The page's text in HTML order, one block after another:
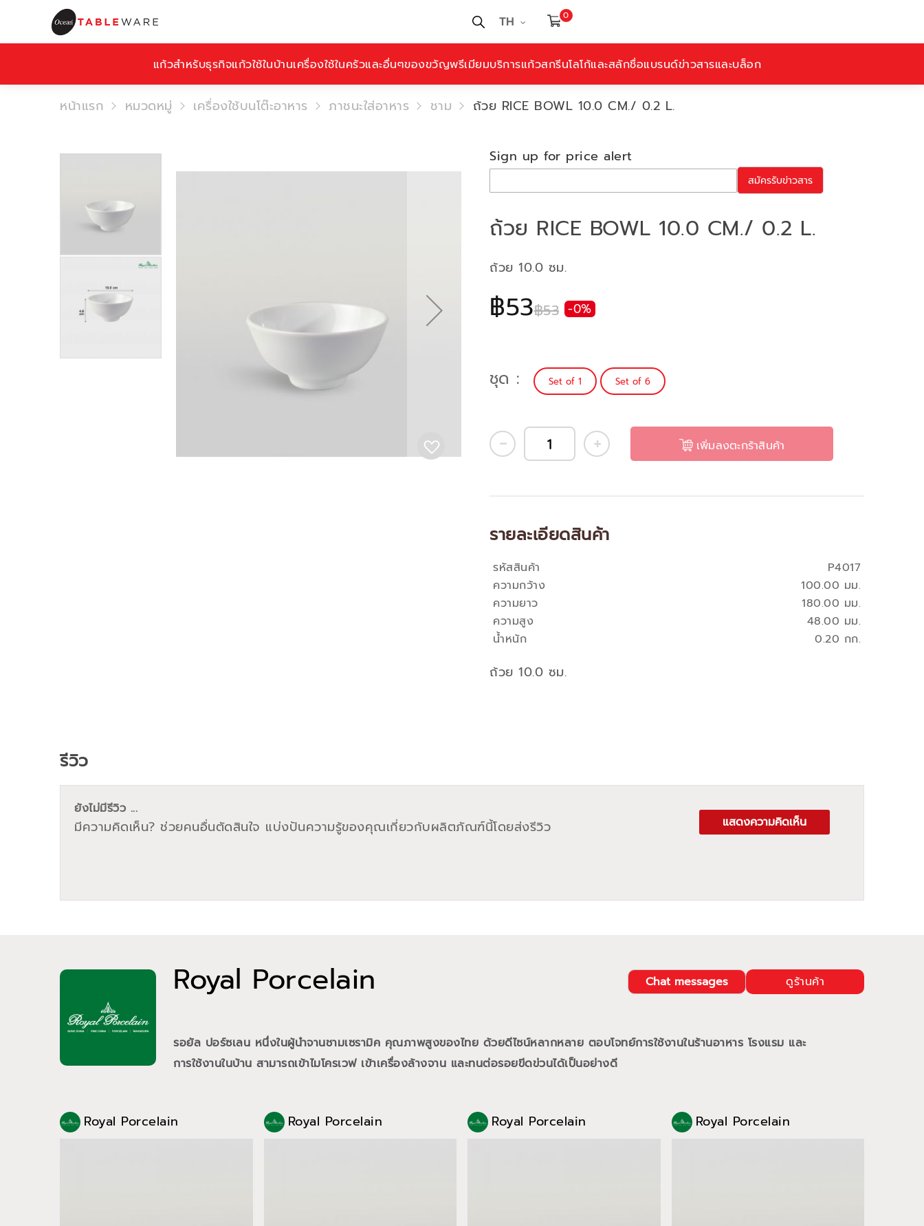
TH 0
แก้วสำหรับธุรกิจแก้วใช้ในบ้านเครื่องใช้ในครัวและอื่นๆของขวัญพรีเมียมบริการแก้วสกรีนโลโก้และสลักชื่อแบรนด์ข่าวสารและบล็อก
หน้าแรก หมวดหมู่ เครื่องใช้บนโต๊ะอาหาร ภาชนะใส่อาหาร ชาม ถ้วย RICE BOWL 10.0 CM./ 0.2 L.
ถ้วย RICE BOWL 10.0 CM./ 0.2 L.
฿53฿53 -0%
ถ้วย 10.0 ซม.
Sign up for price alert
สมัครรับข่าวสาร
ชุด Set of 1 Set of 6
เพิ่มลงตะกร้าสินค้า
ถ้วย 10.0 ซม.
รายละเอียดสินค้า
คุณสมบัติ
ความสูง 48.00 มม.
รหัสสินค้า P4017
น้ำหนัก 0.20 กก.
ความกว้าง
100.00 มม.
ความยาว
180.00 มม.
Royal Porcelain ดูร้านค้า
Chat messages
รอยัล ปอร์ซเลน หนึ่งในผู้นำจานชามเซรามิค คุณภาพสูงของไทย ด้วยดีไซน์หลากหลาย ตอบโจทย์การใช้งานในร้านอาหาร โรงแรม และ
การใช้งานในบ้าน สามารถเข้าไมโครเวฟ เข้าเครื่องล้างจาน และทนต่อรอยขีดข่วนได้เป็นอย่างดี
Royal Porcelain Royal Porcelain Royal Porcelain Royal Porcelain
รีวิว
ยังไม่มีรีวิว ...
มีความคิดเห็น? ช่วยคนอื่นตัดสินใจ แบ่งปันความรู้ของคุณเกี่ยวกับผลิตภัณฑ์นี้โดยส่งรีวิว แสดงความคิดเห็น